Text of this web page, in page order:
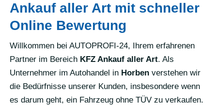
Ankauf aller Art mit schneller
Online Bewertung
Willkommen bei AUTOPROFI-24, Ihrem erfahrenen
Partner im Bereich KFZ Ankauf aller Art. Als
Unternehmer im Autohandel in Horben verstehen wir
die Bedürfnisse unserer Kunden, insbesondere wenn
es darum geht, ein Fahrzeug ohne TÜV zu verkaufen.